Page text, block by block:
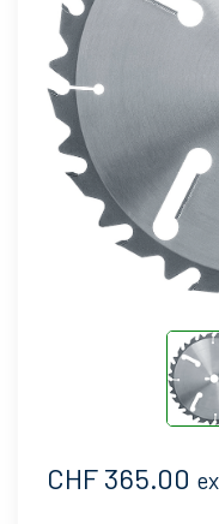
CHF 365.00